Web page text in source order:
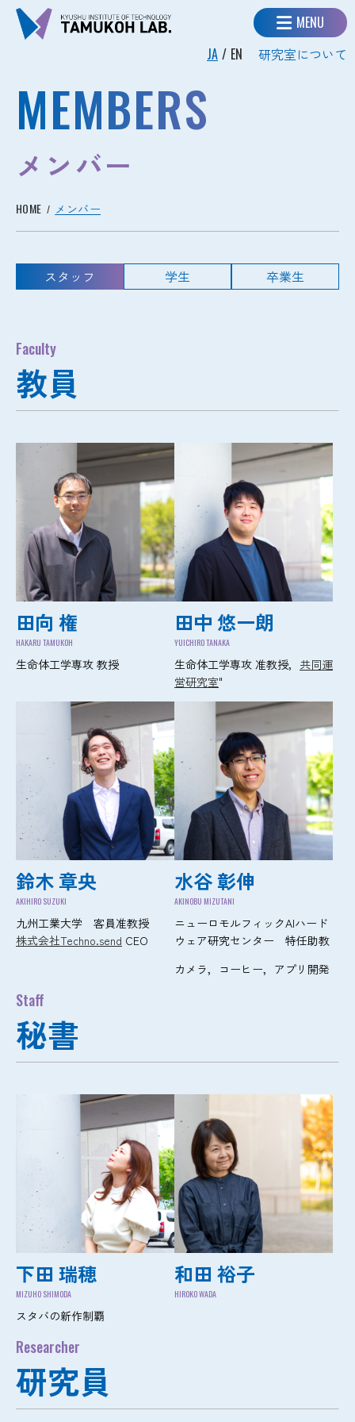
EN
JA 研究室について
MENU
MEMBERS
メンバー
HOME メンバー
スタッフ 学生 卒業生
Faculty
教員
田向 権
HAKARU TAMUKOH
生命体工学専攻 教授
田中 悠一朗
YUICHIRO TANAKA
生命体工学専攻 准教授， 共同運
営研究室"
鈴木 章央
AKIHIRO SUZUKI
九州工業大学 客員准教授
株式会社Techno.send CEO
水谷 彰伸
AKINOBU MIZUTANI
ニューロモルフィックAIハード
ウェア研究センター 特任助教
カメラ，コーヒー，アプリ開発
Staff
秘書
下田 瑞穂
MIZUHO SHIMODA
スタバの新作制覇
和田 裕子
HIROKO WADA
Researcher
研究員